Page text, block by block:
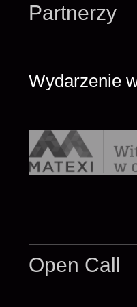
Partnerzy
Wydarzenie
Open Call